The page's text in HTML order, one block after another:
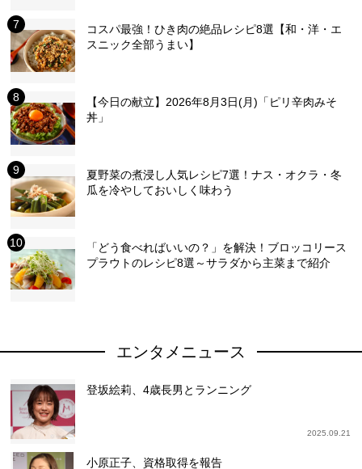
コスパ最強！ひき肉の絶品レシピ8選【和・洋・エ
スニック全部うまい】
【今日の献立】2026年8月3日(月)「ピリ辛肉みそ
丼」
夏野菜の煮浸し人気レシピ7選！ナス・オクラ・冬
瓜を冷やしておいしく味わう
「どう食べればいいの？」を解決！ブロッコリース
プラウトのレシピ8選～サラダから主菜まで紹介
エンタメニュース
登坂絵莉、4歳長男とランニング
2025.09.21
小原正子、資格取得を報告